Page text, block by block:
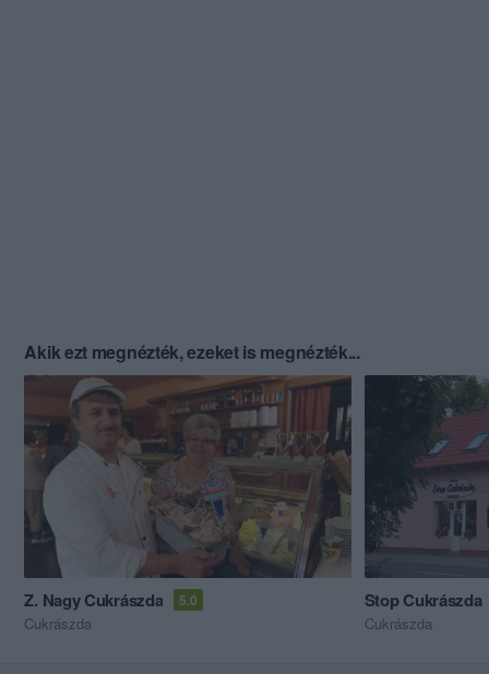
Akik ezt megnézték, ezeket is megnézték...
Z. Nagy Cukrászda 5.0
Cukrászda
Stop Cukrászda
Cukrászda